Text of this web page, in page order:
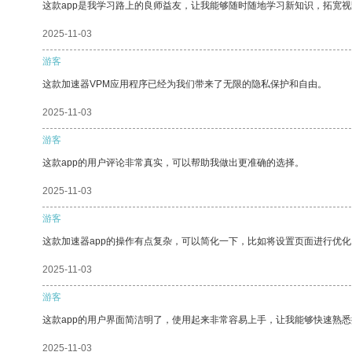
这款app是我学习路上的良师益友，让我能够随时随地学习新知识，拓宽视
2025-11-03
游客
这款加速器VPM应用程序已经为我们带来了无限的隐私保护和自由。
2025-11-03
游客
这款app的用户评论非常真实，可以帮助我做出更准确的选择。
2025-11-03
游客
这款加速器app的操作有点复杂，可以简化一下，比如将设置页面进行优化
2025-11-03
游客
这款app的用户界面简洁明了，使用起来非常容易上手，让我能够快速熟悉
2025-11-03